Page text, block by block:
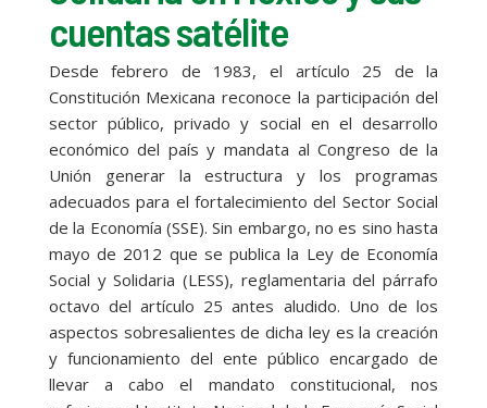
cuentas satélite
Desde febrero de 1983, el artículo 25 de la
Constitución Mexicana reconoce la participación del
sector público, privado y social en el desarrollo
económico del país y mandata al Congreso de la
Unión generar la estructura y los programas
adecuados para el fortalecimiento del Sector Social
de la Economía (SSE). Sin embargo, no es sino hasta
mayo de 2012 que se publica la Ley de Economía
Social y Solidaria (LESS), reglamentaria del párrafo
octavo del artículo 25 antes aludido. Uno de los
aspectos sobresalientes de dicha ley es la creación
y funcionamiento del ente público encargado de
llevar a cabo el mandato constitucional, nos